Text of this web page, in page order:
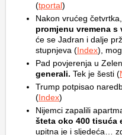
(tportal)
Nakon vrućeg
promjenu vremena
će se Jadran i dalje
stupnjeva (Index),
Pad povjerenja u
generali. Tek je šesti (
Trump potpisao
(Index)
Nijemci zapalili
šteta oko 400 tisuća
upitna je i sljedeća…